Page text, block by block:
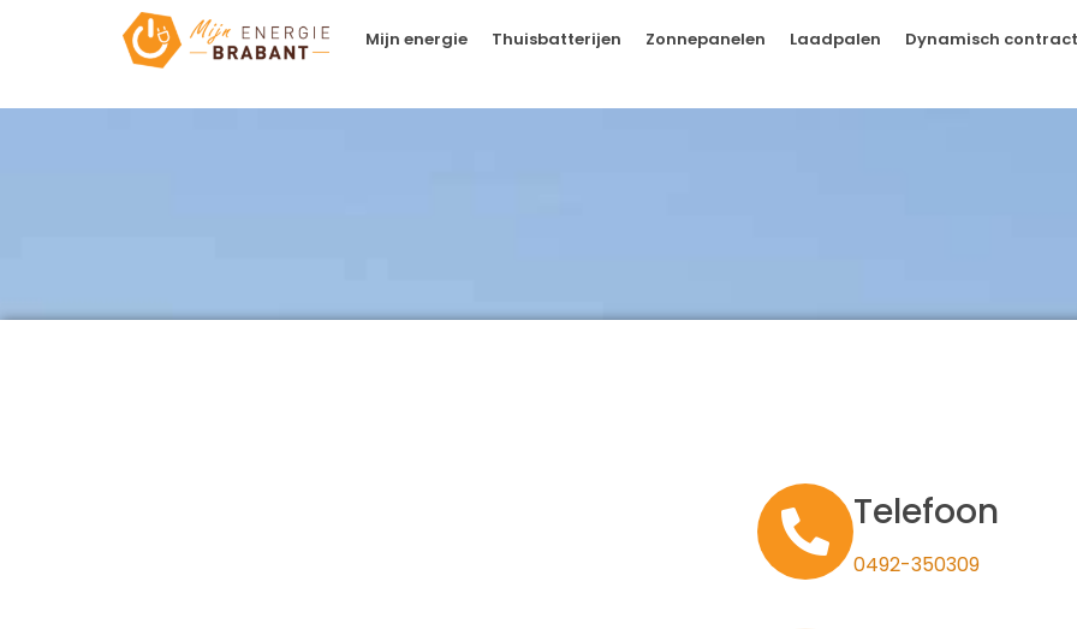
Mijn energie Thuisbatterijen Zonnepanelen Laadpalen Dynamisch contract
Telefoon
0492-350309